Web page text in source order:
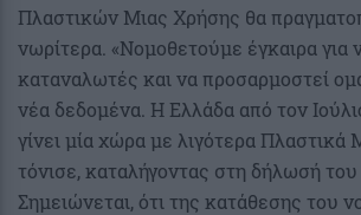
Πλαστικών Μιας Χρήσης θα
νωρίτερα. «Νομοθετούμε έγκαιρα για
καταναλωτές και να προσαρμοστεί
νέα δεδομένα. Η Ελλάδα από τον
γίνει μία χώρα με λιγότερα Πλαστικά
τόνισε, καταλήγοντας στη δήλωσή
Σημειώνεται, ότι της κατάθεσης του